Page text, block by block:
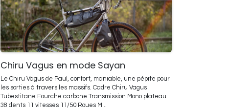
Chiru Vagus en mode Sayan
Le Chiru Vagus de Paul, confort, maniable, une pépite pour
les sorties à travers les massifs. Cadre Chiru Vagus
Tubestitane Fourche carbone Transmission Mono plateau
38 dents 11 vitesses 11/50 Roues M...